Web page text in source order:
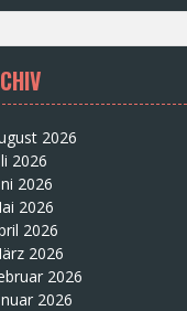
2026
2026
2026
2026
2026
2026
2026
2026